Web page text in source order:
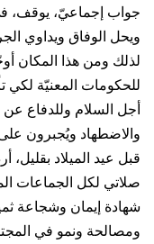
جواب إجماعيّ، يوقف،
ويحل الوفاق ويداوي
لذلك ومن هذا المكان
للحكومات المعنيّة لكي
أجل السلام وللدفاع
والاضطهاد ويُجبرون
قبل عيد الميلاد
صلاتي لكل الجماعات
شهادة إيمان وشجاعة
ومصالحة ونمو في